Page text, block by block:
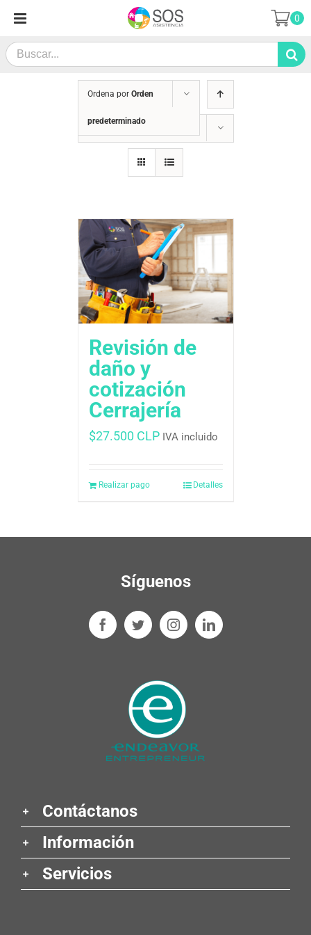
contenido
Search
for:
0
Ordena por Orden
predeterminado
Mostrar
Revisión de
daño y
cotización
Cerrajería
$27.500 CLP IVA incluido
Realizar pago Detalles
Síguenos
Contáctanos
Información
Servicios